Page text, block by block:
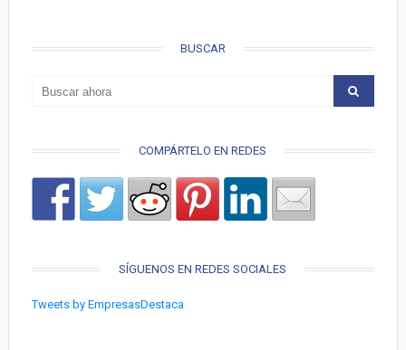
BUSCAR
COMPÁRTELO EN REDES
SÍGUENOS EN REDES SOCIALES
Tweets by EmpresasDestaca